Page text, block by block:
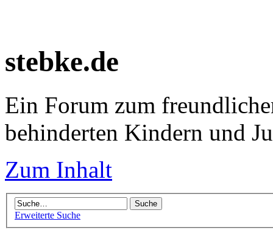
stebke.de
Ein Forum zum
behinderten Kindern und
Zum Inhalt
Erweiterte Suche